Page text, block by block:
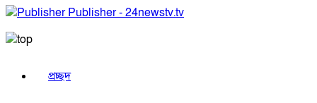
Publisher - 24newstv.tv
প্রচ্ছদ